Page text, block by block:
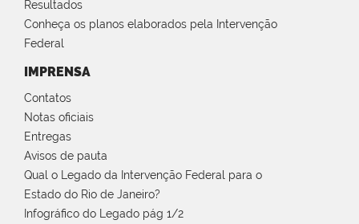
Resultados
Conheça os planos elaborados pela Intervenção
Federal
IMPRENSA
Contatos
Notas oficiais
Entregas
Avisos de pauta
Qual o Legado da Intervenção Federal para o
Estado do Rio de Janeiro?
Infográfico do Legado pág 1/2